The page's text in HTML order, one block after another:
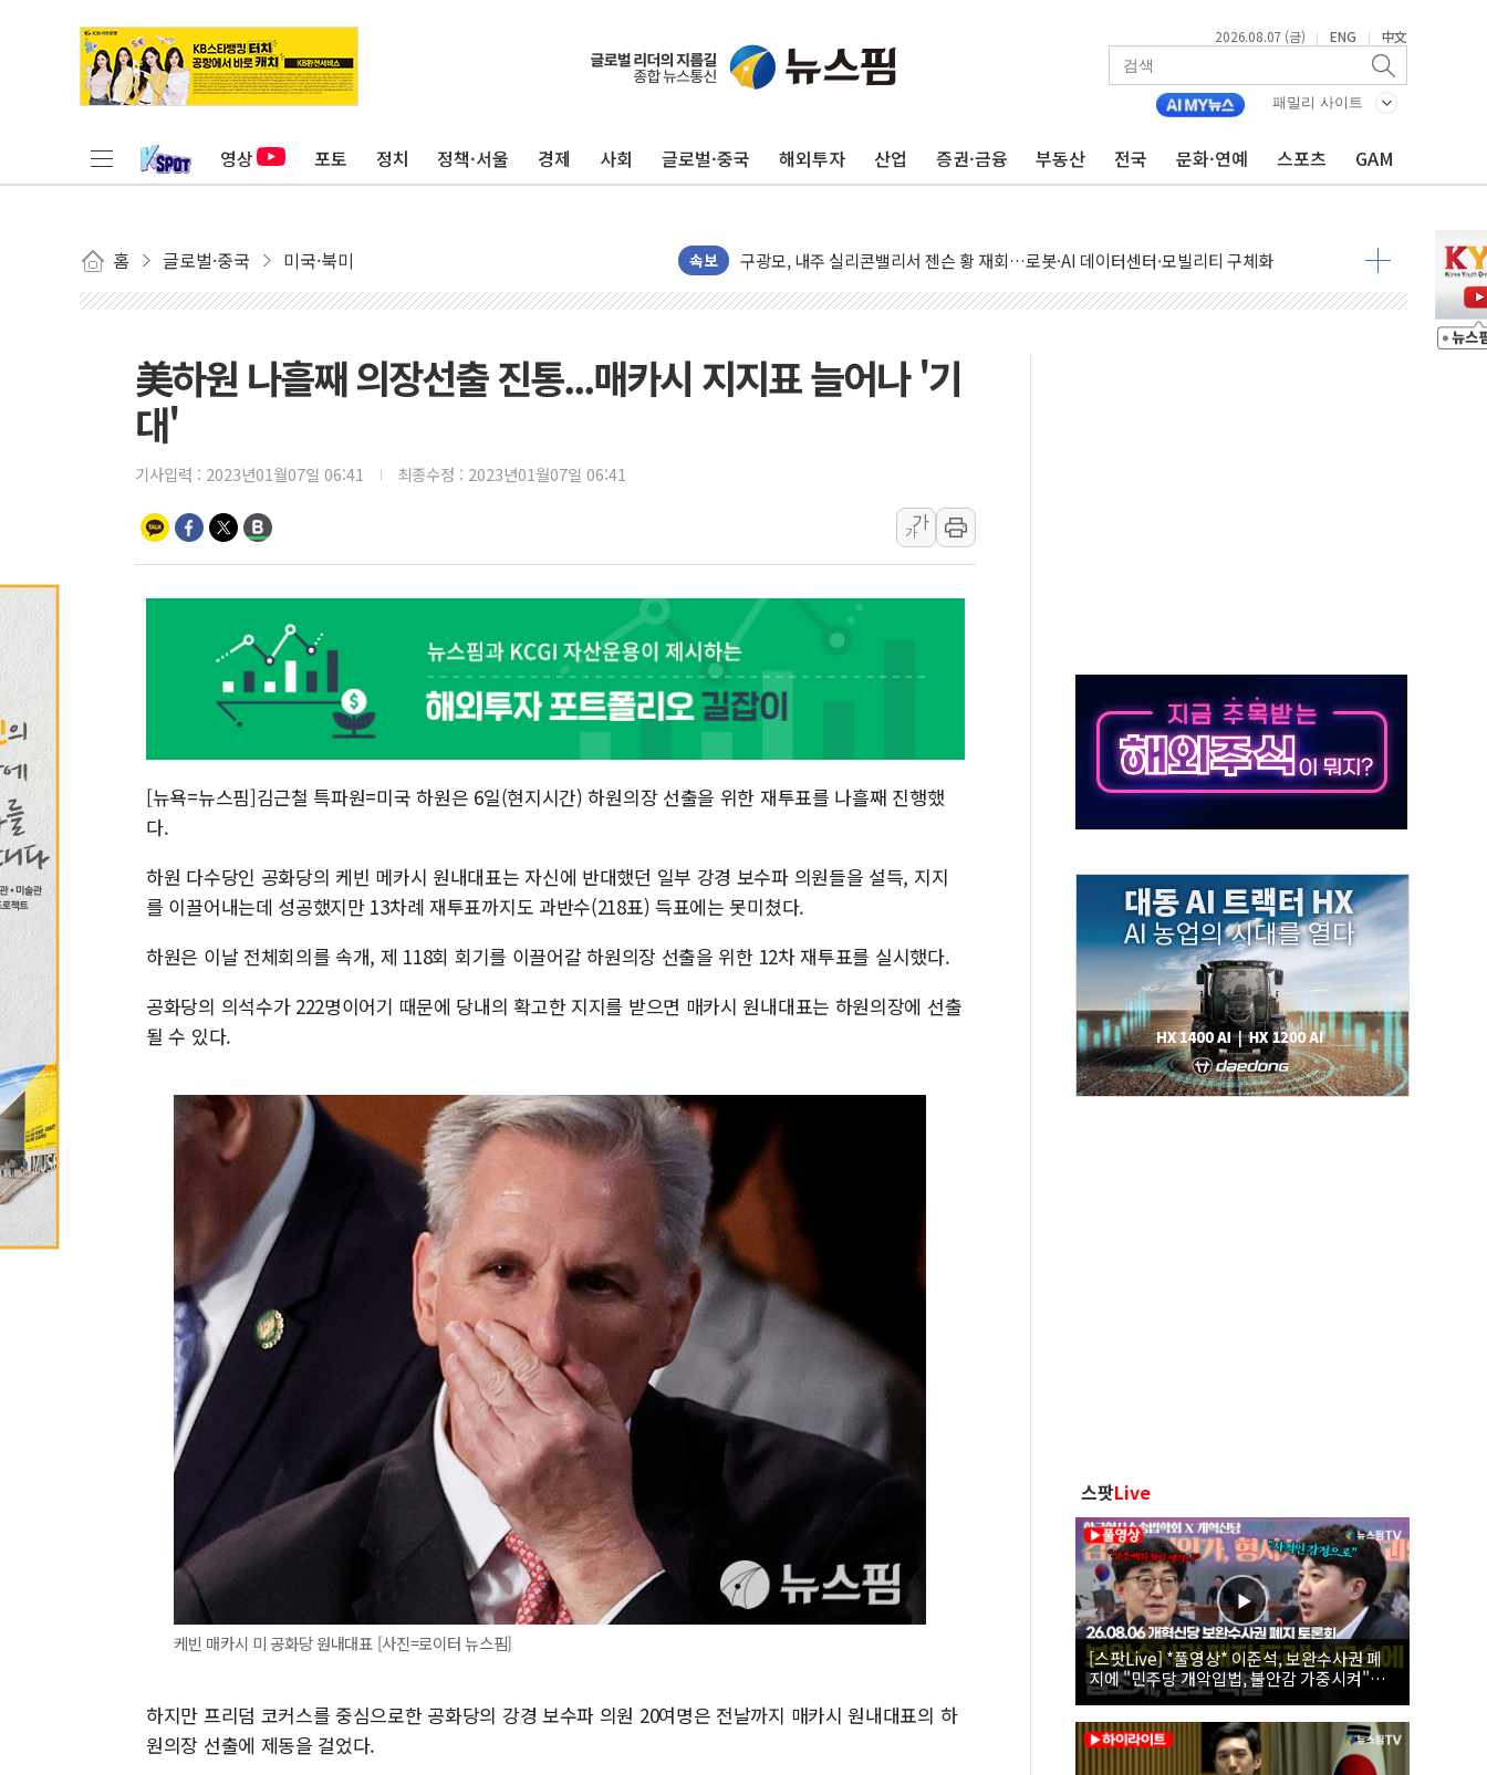
2026.08.07 (금) | ENG | 中文
패밀리 사이트
영상 포토 정치 정책·서울 경제 사회 글로벌·중국 해외투자 산업 증권·금융 부동산 전국 문화·연예 스포츠 GAM
홈 글로벌·중국 미국·북미 속보
유럽증시, 견조한 실적 소화하며 대부분 상승… "2분기 기업 순이익 21% 증가" 전망
뉴욕증시 개장 전 특징주...모더나·아이온큐·도어대시↑ VS 샌디스크·피그마·앱러빈↓
김정관 장관 "영업이익 N% 성과급 반대…상법·자본시장법 개정 논의"
청와대, 북한 단거리 탄도미사일 발사에 긴급 안보 점검회의
금값 7주 만에 최고…美 고용 둔화·호르무즈 재개방 기대에 강세
'월가의 황제' 다이먼 "금융시장 레버리지 위험수위…숨은 차입이 더 큰 변수"
양주 섬유염색공장서 화재 1명 중상…대응 1단계 진압 중
김정관 산업부 장관 "주 52시간 손봐야, 경쟁상대 中과 비교해야"
해군 1함대 창설 80주년…지역과 함께하는 '선봉'의 대민 봉사
우크라 드론 전술, 중남미 콜롬비아에 새 안보 위기… 반군·마약카르텔이 습득해 전투 활용
동해해경, 독도 해상서 부유물 감긴 어선 구조
주한미군 "오산기지 누출, 백린 아닌 무해한 표면 부식 물질"
구미 폐염산처리업체서 불 2시간30여분만에 진화...외국인 노동자 숨져
美하원 나흘째 의장선출 진통...매카시 지지표 늘어나 '기
대'
기사입력 : 2023년01월07일 06:41 최종수정 : 2023년01월07일 06:41
가
가
[뉴욕=뉴스핌]김근철 특파원=미국 하원은 6일(현지시간) 하원의장 선출을 위한 재투표를 나흘째 진행했
다.
하원 다수당인 공화당의 케빈 메카시 원내대표는 자신에 반대했던 일부 강경 보수파 의원들을 설득, 지지
를 이끌어내는데 성공했지만 13차례 재투표까지도 과반수(218표) 득표에는 못미쳤다.
하원은 이날 전체회의를 속개, 제 118회 회기를 이끌어갈 하원의장 선출을 위한 12차 재투표를 실시했다.
공화당의 의석수가 222명이어기 때문에 당내의 확고한 지지를 받으면 매카시 원내대표는 하원의장에 선출
될 수 있다.
케빈 매카시 미 공화당 원내대표 [사진=로이터 뉴스핌]
하지만 프리덤 코커스를 중심으로한 공화당의 강경 보수파 의원 20여명은 전날까지 매카시 원내대표의 하
원의장 선출에 제동을 걸었다.
스팟Live
[스팟Live] *풀영상* 이준석, 보완수사권 폐
지에 "민주당 개악입법, 불안감 가중시켜"｜
26.08.06 개혁신당 보완수사권 폐지 토론회